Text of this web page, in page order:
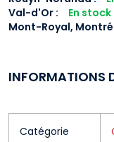
Val-d'Or :
En stock
Mont-Royal,
INFORMATIONS
Catégorie